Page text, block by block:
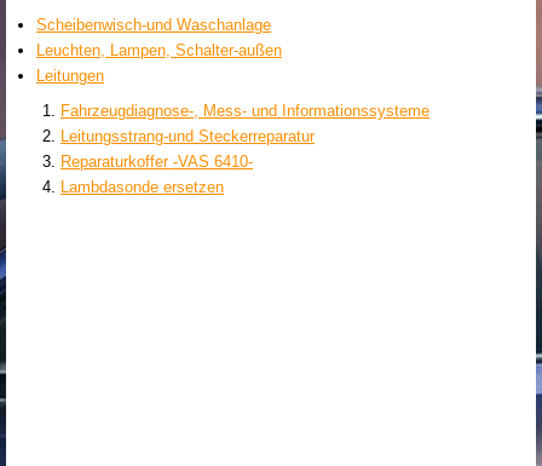
Scheibenwisch-und Waschanlage
Leuchten, Lampen, Schalter-außen
Leitungen
Fahrzeugdiagnose-, Mess- und Informationssysteme
Leitungsstrang-und Steckerreparatur
Reparaturkoffer -VAS 6410-
Lambdasonde ersetzen